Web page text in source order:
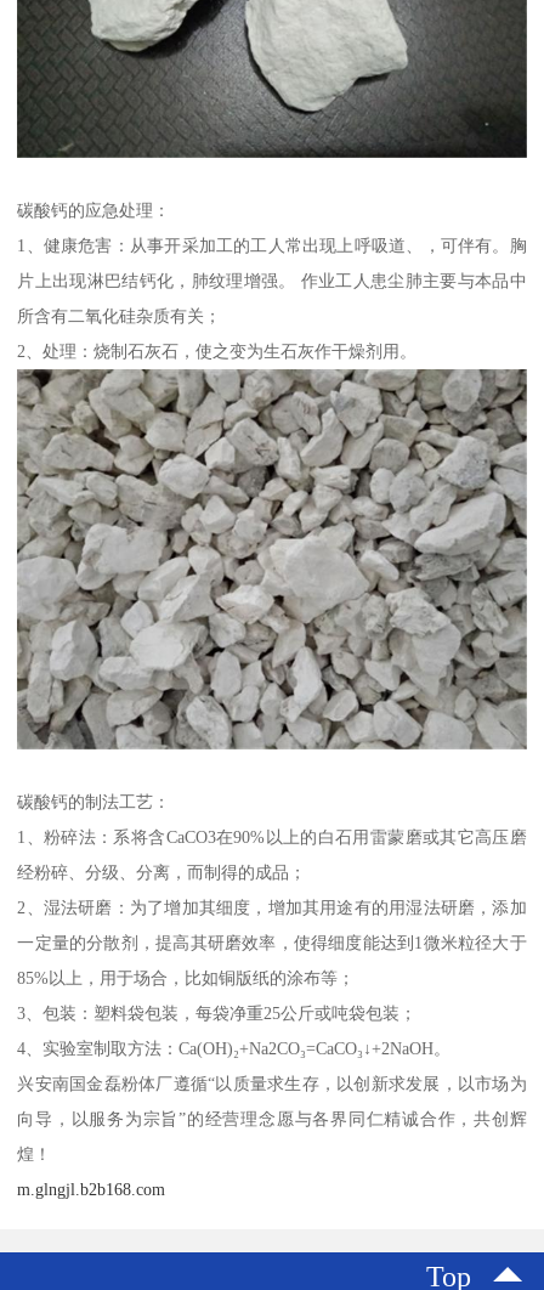
碳酸钙的应急处理：
1、健康危害：从事开采加工的工人常出现上呼吸道、，可伴有。胸
片上出现淋巴结钙化，肺纹理增强。 作业工人患尘肺主要与本品中
所含有二氧化硅杂质有关；
2、处理：烧制石灰石，使之变为生石灰作干燥剂用。
碳酸钙的制法工艺：
1、粉碎法：系将含CaCO3在90%以上的白石用雷蒙磨或其它高压磨
经粉碎、分级、分离，而制得的成品；
2、湿法研磨：为了增加其细度，增加其用途有的用湿法研磨，添加
一定量的分散剂，提高其研磨效率，使得细度能达到1微米粒径大于
85%以上，用于场合，比如铜版纸的涂布等；
3、包装：塑料袋包装，每袋净重25公斤或吨袋包装；
4、实验室制取方法：Ca(OH)₂+Na2CO₃=CaCO₃↓+2NaOH。
兴安南国金磊粉体厂遵循“以质量求生存，以创新求发展，以市场为
向导，以服务为宗旨”的经营理念愿与各界同仁精诚合作，共创辉
煌！
m.glngjl.b2b168.com
Top